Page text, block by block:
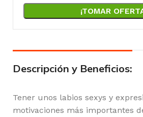
¡TOMAR
Descripción y Beneficios:
Tener unos labios sexys y
motivaciones más importantes